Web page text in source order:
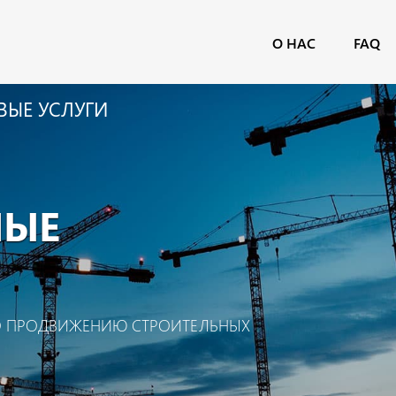
О НАС FAQ
УСЛУГИ
ПРОДВИЖЕНИЮ СТРОИТЕЛЬНЫХ